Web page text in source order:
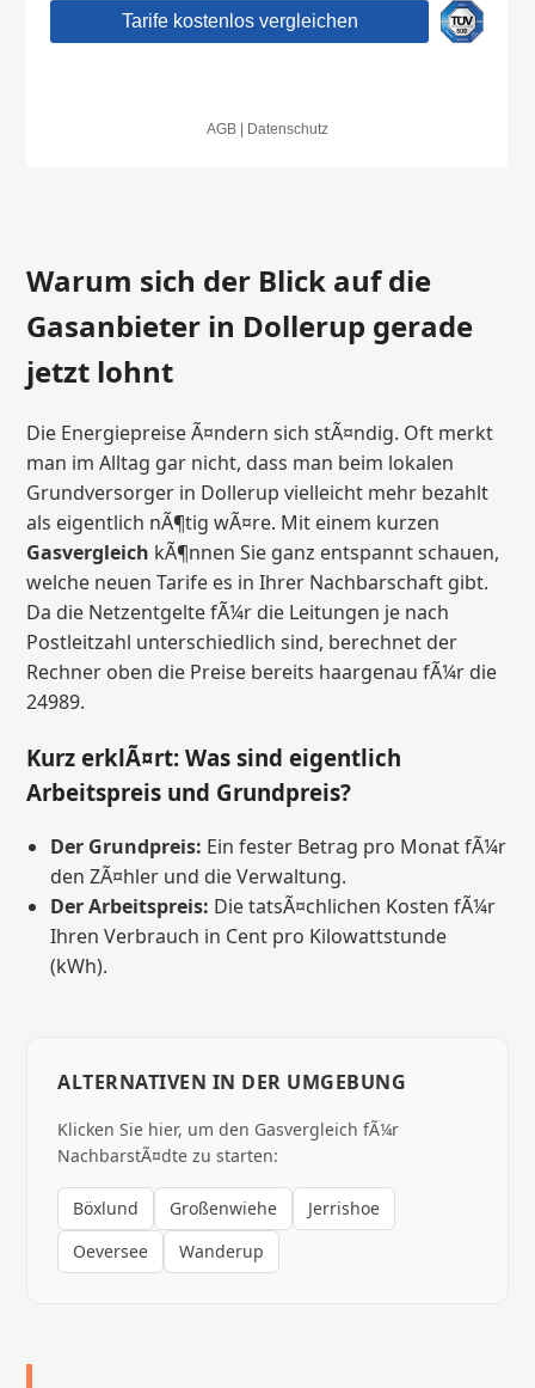
Warum sich der Blick auf die
Gasanbieter in Dollerup gerade
jetzt lohnt
Die Energiepreise Ã¤ndern sich stÃ¤ndig. Oft merkt
man im Alltag gar nicht, dass man beim lokalen
Grundversorger in Dollerup vielleicht mehr bezahlt
als eigentlich nÃ¶tig wÃ¤re. Mit einem kurzen
Gasvergleich kÃ¶nnen Sie ganz entspannt schauen,
welche neuen Tarife es in Ihrer Nachbarschaft gibt.
Da die Netzentgelte fÃ¼r die Leitungen je nach
Postleitzahl unterschiedlich sind, berechnet der
Rechner oben die Preise bereits haargenau fÃ¼r die
24989.
Kurz erklÃ¤rt: Was sind eigentlich
Arbeitspreis und Grundpreis?
Der Grundpreis: Ein fester Betrag pro Monat fÃ¼r
den ZÃ¤hler und die Verwaltung.
Der Arbeitspreis: Die tatsÃ¤chlichen Kosten fÃ¼r
Ihren Verbrauch in Cent pro Kilowattstunde
(kWh).
ALTERNATIVEN IN DER UMGEBUNG
Klicken Sie hier, um den Gasvergleich fÃ¼r
NachbarstÃ¤dte zu starten:
Böxlund Großenwiehe
Jerrishoe
Oeversee
Wanderup